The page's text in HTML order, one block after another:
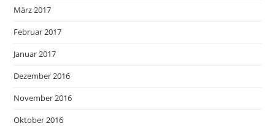
März 2017
Februar 2017
Januar 2017
Dezember 2016
November 2016
Oktober 2016